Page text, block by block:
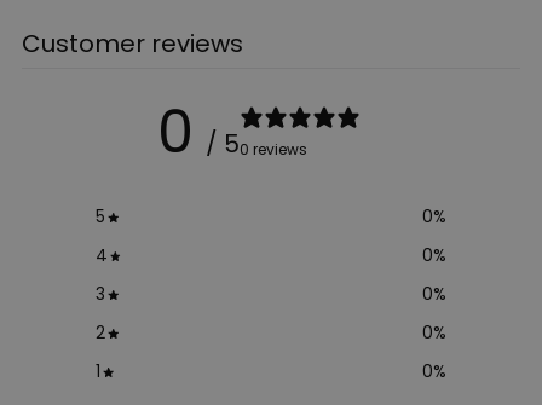
Customer reviews
0 / 50 reviews
5 0%
4
0%
3
0%
2
0%
1
0%